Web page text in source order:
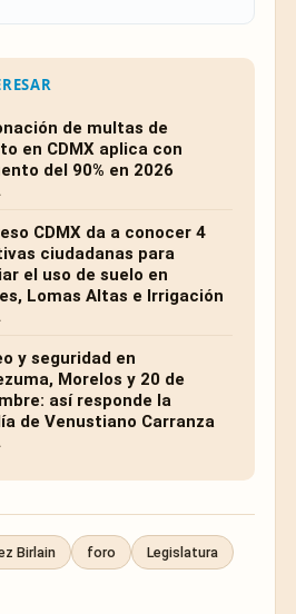
de multas de
en CDMX aplica con
del 90% en 2026
CDMX da a conocer 4
ciudadanas para
el uso de suelo en
Lomas Altas e Irrigación
y seguridad en
Morelos y 20 de
así responde la
de Venustiano Carranza
Birlain foro Legislatura